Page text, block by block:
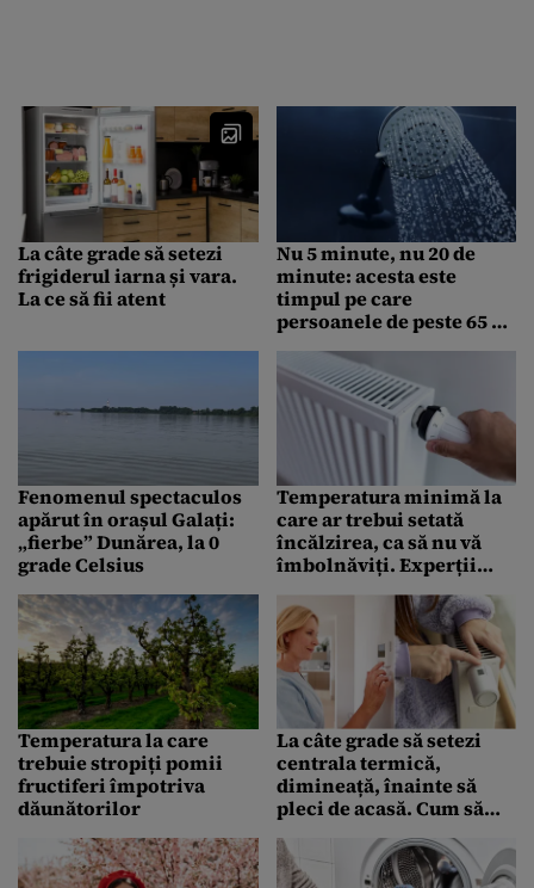
La câte grade să setezi
frigiderul iarna și vara.
La ce să fii atent
Nu 5 minute, nu 20 de
minute: acesta este
timpul pe care
persoanele de peste 65 de
petreacă sub duș
Fenomenul spectaculos
apărut în orașul Galați:
„fierbe” Dunărea, la 0
grade Celsius
Temperatura minimă la
care ar trebui setată
încălzirea, ca să nu vă
îmbolnăviți. Experții
Temperatura la care
trebuie stropiți pomii
fructiferi împotriva
dăunătorilor
La câte grade să setezi
centrala termică,
dimineață, înainte să
pleci de acasă. Cum să
gaze